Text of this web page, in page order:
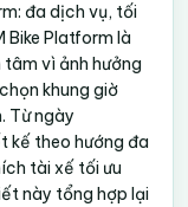
đa dịch vụ, tối
Bike Platform là
vì ảnh hưởng
khung giờ
Từ ngày
kế theo hướng đa
tài xế tối ưu
này tổng hợp lại